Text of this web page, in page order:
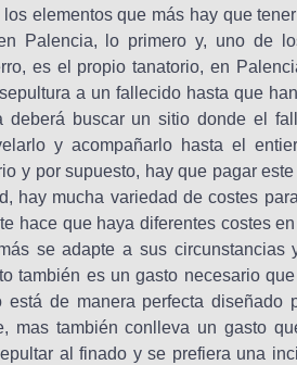
elementos que más hay que
Palencia, lo primero y, uno de
es el propio tanatorio, en
a un fallecido hasta que
buscar un sitio donde el
y acompañarlo hasta el
y por supuesto, hay que pagar
hay mucha variedad de costes
hace que haya diferentes costes
se adapte a sus circunstancias
también es un gasto necesario
está de manera perfecta diseñado
mas también conlleva un gasto
al finado y se prefiera una